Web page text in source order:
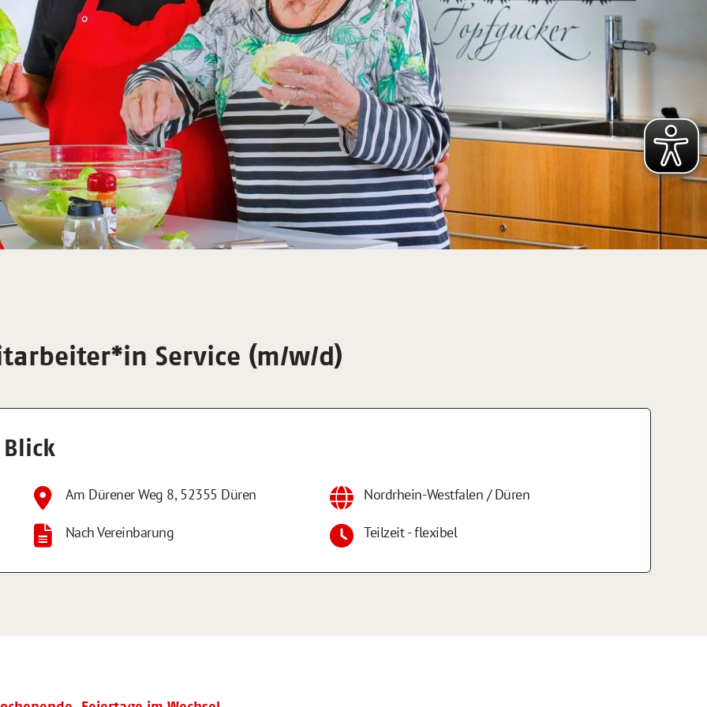
*in Service (m/w/d)
Am Dürener Weg 8,52355 Düren Nordrhein-Westfalen / Düren
Nach Vereinbarung Teilzeit - flexibel